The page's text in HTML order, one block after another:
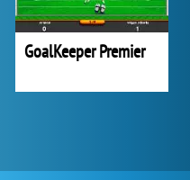
GoalKeeper Premier